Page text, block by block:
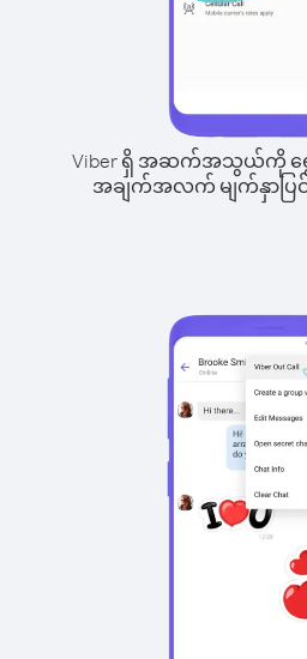
Viber ရှိ အဆက်အသွယ်ကို ရွေ
အချက်အလက် မျက်နှာပြင်မှ